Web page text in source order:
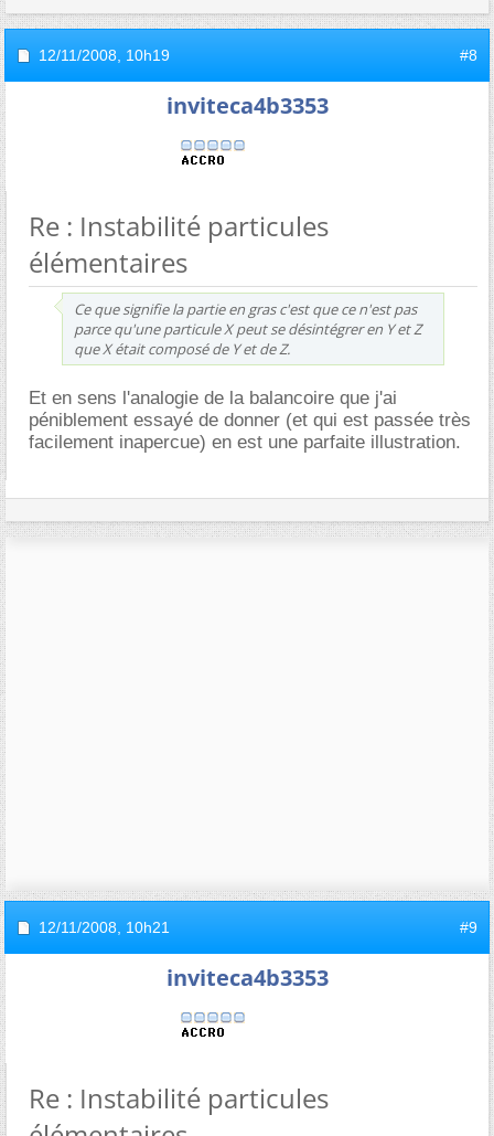
12/11/2008, 10h19 #8
inviteca4b3353
Re : Instabilité particules
élémentaires
Ce que signifie la partie en gras c'est que ce n'est pas
parce qu'une particule X peut se désintégrer en Y et Z
que X était composé de Y et de Z.
Et en sens l'analogie de la balancoire que j'ai
péniblement essayé de donner (et qui est passée très
facilement inapercue) en est une parfaite illustration.
12/11/2008, 10h21 #9
inviteca4b3353
Re : Instabilité particules